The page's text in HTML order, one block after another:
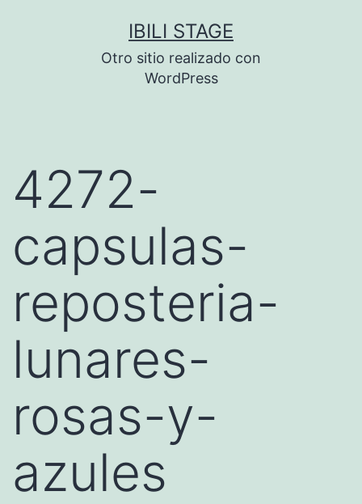
IBILI STAGE
Otro sitio realizado con
WordPress
4272-
capsulas-
reposteria-
lunares-
rosas-y-
azules